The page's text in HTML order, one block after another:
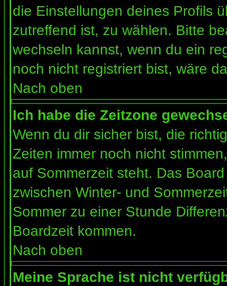
die Einstellungen deines Profils
zutreffend ist, zu wählen. Bitte
wechseln kannst, wenn du ein
noch nicht registriert bist, wäre
Nach oben
Ich habe die Zeitzone
Wenn du dir sicher bist, die
Zeiten immer noch nicht
auf Sommerzeit steht. Das
zwischen Winter- und
Sommer zu einer Stunde
Boardzeit kommen.
Nach oben
Meine Sprache ist nicht